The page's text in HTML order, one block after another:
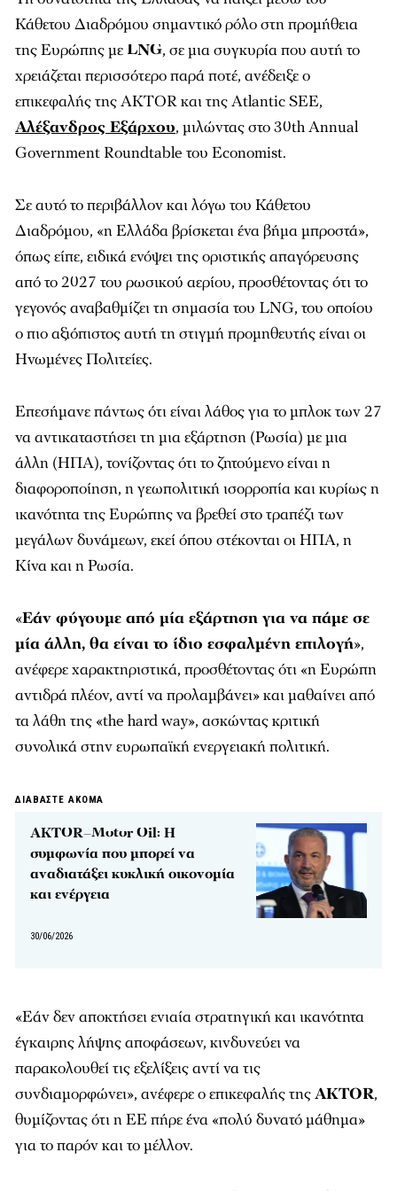
Κάθετου Διαδρόμου σημαντικό ρόλο στη προμήθεια
της Ευρώπης με LNG, σε μια συγκυρία που αυτή το
χρειάζεται περισσότερο παρά ποτέ, ανέδειξε ο
επικεφαλής της AKTOR και της Atlantic SEE,
Αλέξανδρος Εξάρχου, μιλώντας στο 30th Annual
Government Roundtable του Economist.
Σε αυτό το περιβάλλον και λόγω του Κάθετου
Διαδρόμου, «η Ελλάδα βρίσκεται ένα βήμα μπροστά»,
όπως είπε, ειδικά ενόψει της οριστικής απαγόρευσης
από το 2027 του ρωσικού αερίου, προσθέτοντας ότι το
γεγονός αναβαθμίζει τη σημασία του LNG, του οποίου
ο πιο αξιόπιστος αυτή τη στιγμή προμηθευτής είναι οι
Ηνωμένες Πολιτείες.
Επεσήμανε πάντως ότι είναι λάθος για το μπλοκ των 27
να αντικαταστήσει τη μια εξάρτηση (Ρωσία) με μια
άλλη (ΗΠΑ), τονίζοντας ότι το ζητούμενο είναι η
διαφοροποίηση, η γεωπολιτική ισορροπία και κυρίως η
ικανότητα της Ευρώπης να βρεθεί στο τραπέζι των
μεγάλων δυνάμεων, εκεί όπου στέκονται οι ΗΠΑ, η
Κίνα και η Ρωσία.
«Εάν φύγουμε από μία εξάρτηση για να πάμε σε
μία άλλη, θα είναι το ίδιο εσφαλμένη επιλογή»,
ανέφερε χαρακτηριστικά, προσθέτοντας ότι «η Ευρώπη
αντιδρά πλέον, αντί να προλαμβάνει» και μαθαίνει από
τα λάθη της «the hard way», ασκώντας κριτική
συνολικά στην ευρωπαϊκή ενεργειακή πολιτική.
ΔΙΑΒΑΣΤΕ ΑΚΟΜΑ
AKTOR–Motor Oil: Η
συμφωνία που μπορεί να
αναδιατάξει κυκλική οικονομία
και ενέργεια
30/06/2026
«Εάν δεν αποκτήσει ενιαία στρατηγική και ικανότητα
έγκαιρης λήψης αποφάσεων, κινδυνεύει να
παρακολουθεί τις εξελίξεις αντί να τις
συνδιαμορφώνει», ανέφερε ο επικεφαλής τηςAKTOR,
θυμίζοντας ότι η ΕΕ πήρε ένα «πολύ δυνατό μάθημα»
για το παρόν και το μέλλον.